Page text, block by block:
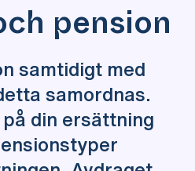
pension
samtidigt med
samordnas.
din ersättning